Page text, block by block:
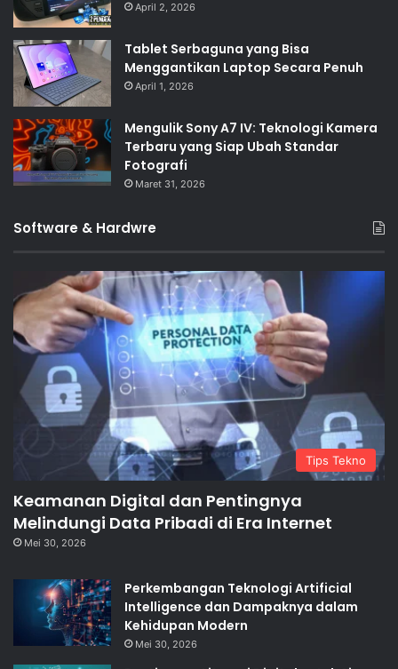
April 2, 2026
Tablet Serbaguna yang Bisa
Menggantikan Laptop Secara Penuh
April 1, 2026
Mengulik Sony A7 IV: Teknologi Kamera
Terbaru yang Siap Ubah Standar
Fotografi
Maret 31, 2026
Software & Hardwre
Tips Tekno
Keamanan Digital dan Pentingnya
Melindungi Data Pribadi di Era Internet
Mei 30, 2026
Perkembangan Teknologi Artificial
Intelligence dan Dampaknya dalam
Kehidupan Modern
Mei 30, 2026